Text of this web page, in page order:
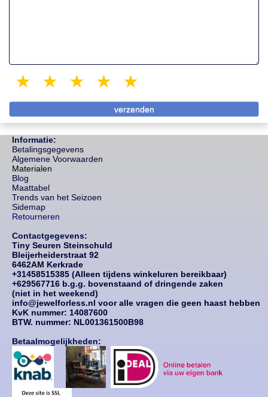
4 stars
3 stars
2 stars
1 star
Informatie:
Betalingsgegevens
Algemene Voorwaarden
Materialen
Blog
Maattabel
Trends van het Seizoen
Sidemap
Retourneren
Contactgegevens:
Tiny Seuren Steinschuld
Bleijerheiderstraat 92
6462AM Kerkrade
+31458515385 (Alleen tijdens winkeluren bereikbaar)
+629567716 b.g.g. bovenstaand of dringende zaken
(niet in het weekend)
info@jewelforless.nl voor alle vragen die geen haast hebben
KvK nummer: 14087600
BTW. nummer: NL001361500B98
Betaalmogelijkheden: